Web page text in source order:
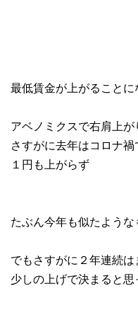
最低賃金が上がることに
アベノミクスで右肩上
さすがに去年はコロナ禍
１円も上がらず
たぶん今年も似たよう
でもさすがに２年連続は
少しの上げで決まると思